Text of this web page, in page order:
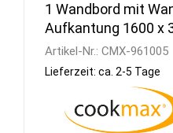
1 Wandbord mit
Aufkantung 1600 x
Artikel-Nr.: CMX-961005
Lieferzeit: ca. 2-5 Tage